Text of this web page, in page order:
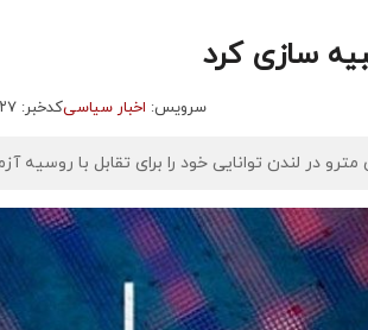
سازی کرد
سرویس: اخبار سیاسیکدخبر: ۷۸۷۲۲۷
در لندن توانایی خود را برای تقابل با روسیه